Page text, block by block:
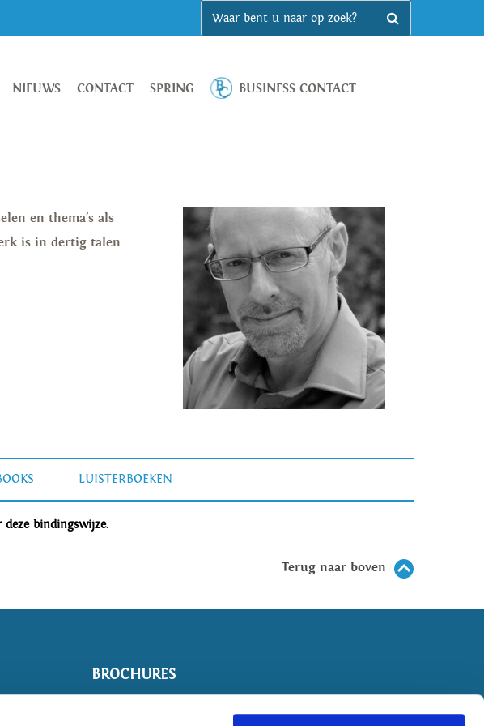
NIEUWS CONTACT SPRING BUSINESS CONTACT
en thema's als
is in dertig talen
LUISTERBOEKEN
deze bindingswijze.
Terug naar boven
BROCHURES